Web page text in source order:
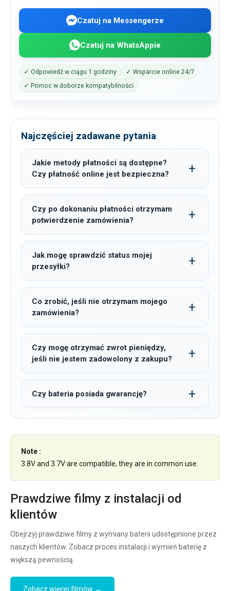
Czatuj na Messengerze
Czatuj na WhatsAppie
✓ Odpowiedź w ciągu 1 godziny
✓ Wsparcie online 24/7
✓ Pomoc w doborze kompatybilności
Najczęściej zadawane pytania
Jakie metody płatności są dostępne?
Czy płatność online jest bezpieczna?
Czy po dokonaniu płatności otrzymam
potwierdzenie zamówienia?
Jak mogę sprawdzić status mojej
przesyłki?
Co zrobić, jeśli nie otrzymam mojego
zamówienia?
Czy mogę otrzymać zwrot pieniędzy,
jeśli nie jestem zadowolony z zakupu?
Czy bateria posiada gwarancję?
Note :
3.8V and 3.7V are compatible, they are in common use.
Prawdziwe filmy z instalacji od
klientów
Obejrzyj prawdziwe filmy z wymiany baterii udostępnione przez
naszych klientów. Zobacz proces instalacji i wymień baterię z
większą pewnością.
Zobacz więcej filmów →